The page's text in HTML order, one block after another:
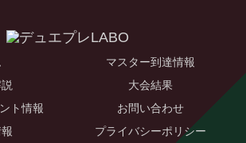
マスター到達情報
大会結果
ト情報
お問い合わせ
プライバシーポリシー